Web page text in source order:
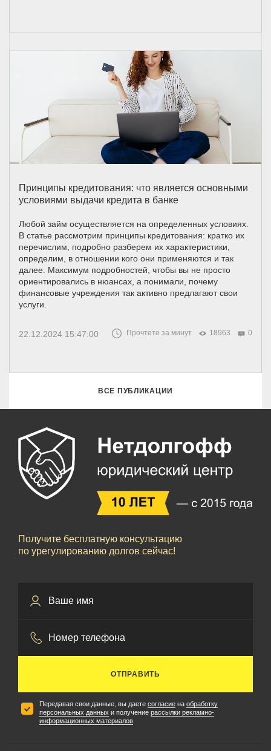
Принципы кредитования: что является основными
условиями выдачи кредита в банке
Любой займ осуществляется на определенных условиях.
В статье рассмотрим принципы кредитования: кратко их
перечислим, подробно разберем их характеристики,
определим, в отношении кого они применяются и так
далее. Максимум подробностей, чтобы вы не просто
ориентировались в нюансах, а понимали, почему
финансовые учреждения так активно предлагают свои
услуги.
22.12.2024 15:47:00 Прочтете за минут 18963 0
ВСЕ ПУБЛИКАЦИИ
Получите бесплатную консультацию
по урегулированию долгов сейчас!
ОТПРАВИТЬ
Передавая свои данные, вы даете согласие на обработку
персональных данных и получение рассылки рекламно-
информационных материалов